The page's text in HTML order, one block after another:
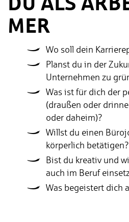
MER
Wo soll dein
Planst du in der
Unternehmen zu
Was ist für dich der
(draußen oder
oder daheim)?
Willst du einen
körperlich betätigen?
Bist du kreativ und
auch im Beruf
Was begeistert dich